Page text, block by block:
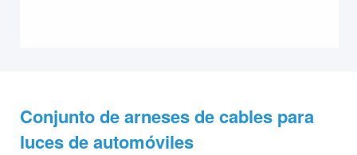
Conjunto de arneses de cables para
luces de automóviles